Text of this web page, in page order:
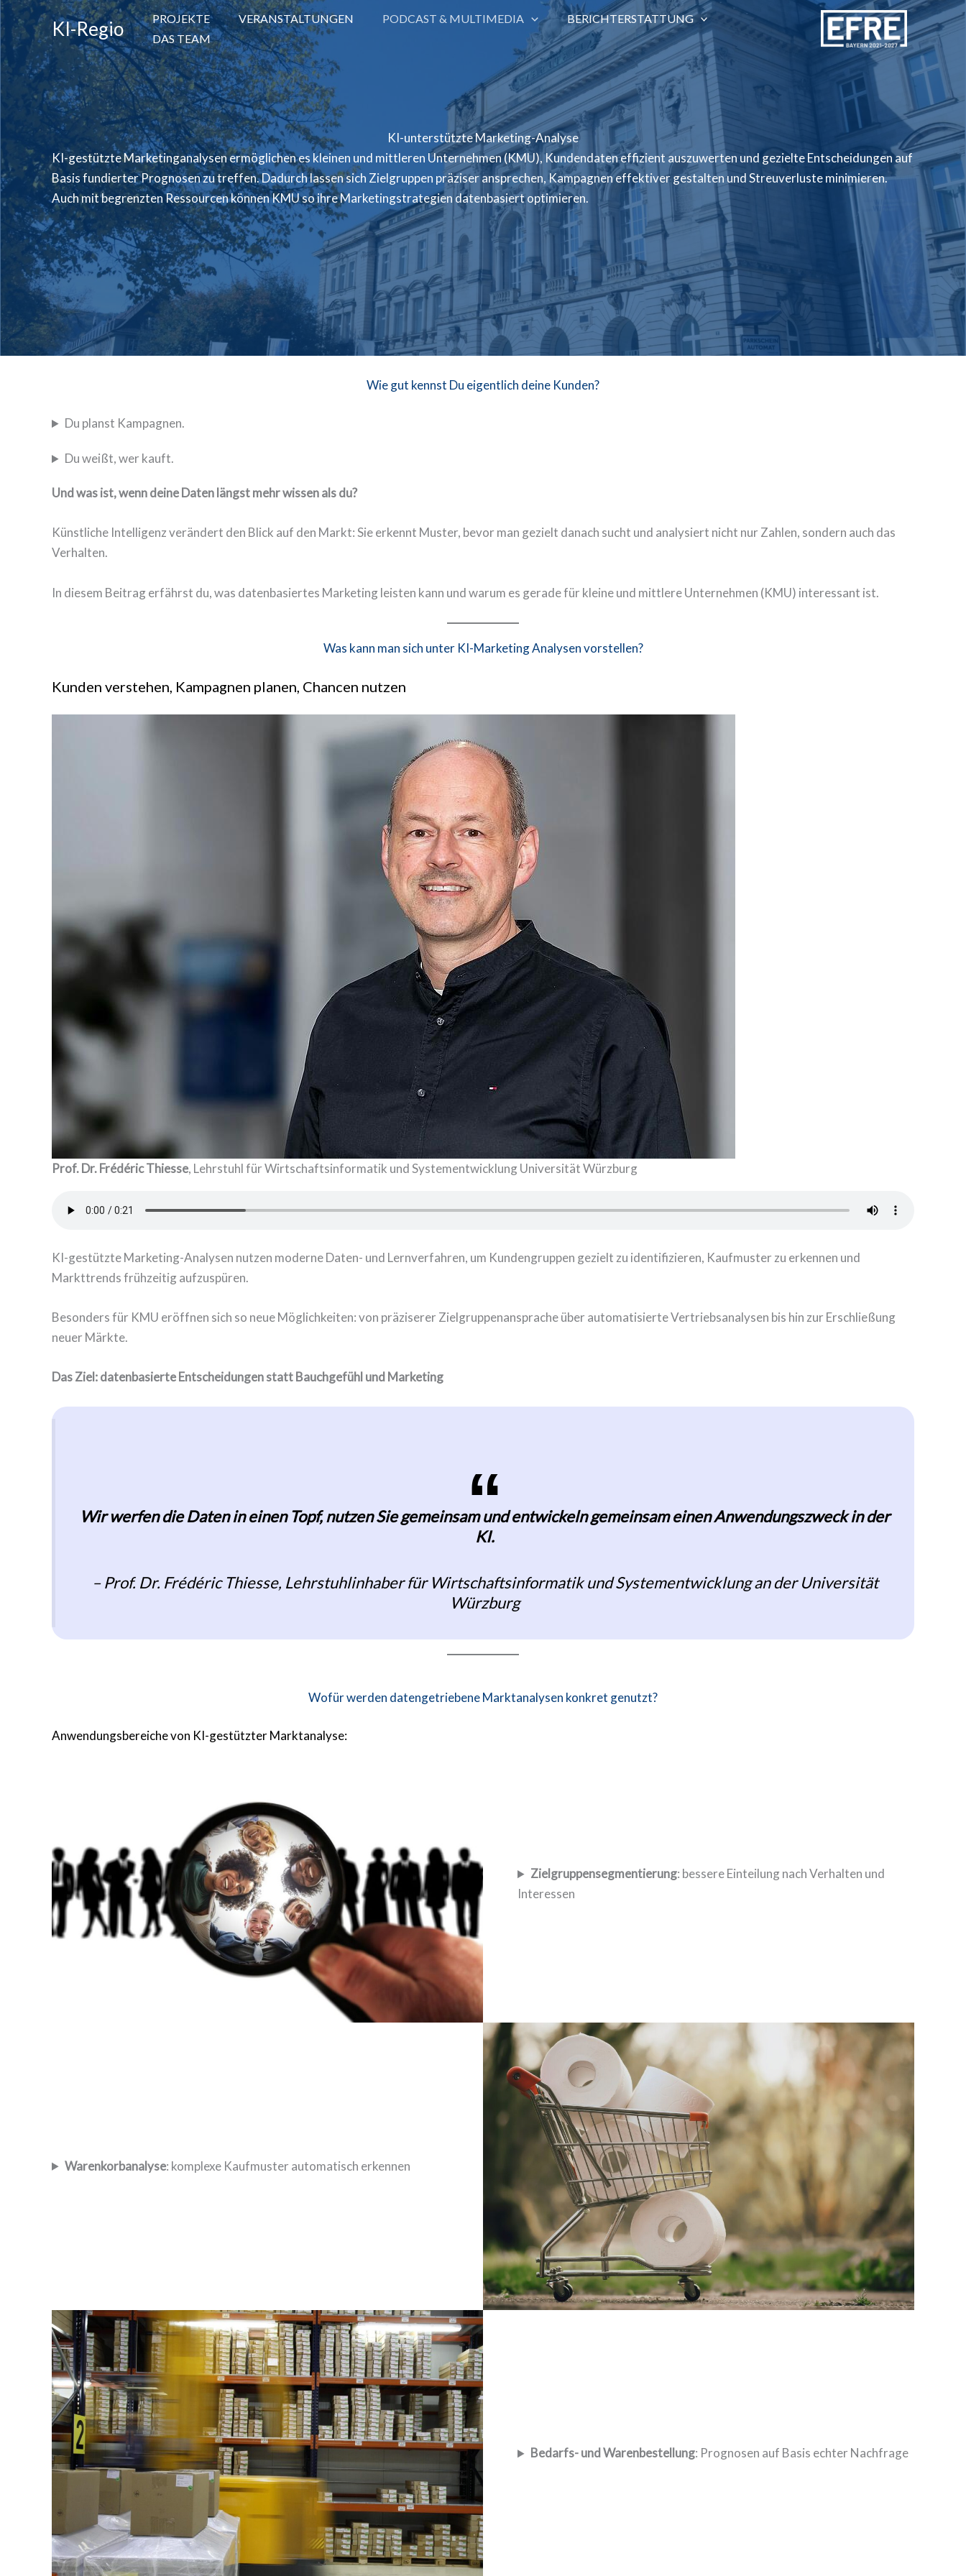
Zum
Inhalt
springen
KI-Regio PROJEKTE VERANSTALTUNGEN PODCAST & MULTIMEDIA
BERICHTERSTATTUNG
DAS TEAM
KI-unterstützte Marketing-Analyse
KI-gestützte Marketinganalysen ermöglichen es kleinen und mittleren Unternehmen (KMU), Kundendaten effizient auszuwerten und gezielte Entscheidungen auf
Basis fundierter Prognosen zu treffen. Dadurch lassen sich Zielgruppen präziser ansprechen, Kampagnen effektiver gestalten und Streuverluste minimieren.
Auch mit begrenzten Ressourcen können KMU so ihre Marketingstrategien datenbasiert optimieren.
Wie gut kennst Du eigentlich deine Kunden?
Du planst Kampagnen.
Du weißt, wer kauft.
Und was ist, wenn deine Daten längst mehr wissen als du?
Künstliche Intelligenz verändert den Blick auf den Markt: Sie erkennt Muster, bevor man gezielt danach sucht und analysiert nicht nur Zahlen, sondern auch das
Verhalten.
In diesem Beitrag erfährst du, was datenbasiertes Marketing leisten kann und warum es gerade für kleine und mittlere Unternehmen (KMU) interessant ist.
Was kann man sich unter KI-Marketing Analysen vorstellen?
Kunden verstehen, Kampagnen planen, Chancen nutzen
Prof. Dr. Frédéric Thiesse, Lehrstuhl für Wirtschaftsinformatik und Systementwicklung Universität Würzburg
KI-gestützte Marketing-Analysen nutzen moderne Daten- und Lernverfahren, um Kundengruppen gezielt zu identifizieren, Kaufmuster zu erkennen und
Markttrends frühzeitig aufzuspüren.
Besonders für KMU eröffnen sich so neue Möglichkeiten: von präziserer Zielgruppenansprache über automatisierte Vertriebsanalysen bis hin zur Erschließung
neuer Märkte.
Das Ziel:datenbasierte Entscheidungen statt Bauchgefühl und Marketing
Wir werfen die Daten in einen Topf, nutzen Sie gemeinsam und entwickeln gemeinsam einen Anwendungszweck in der
KI.
– Prof. Dr. Frédéric Thiesse, Lehrstuhlinhaber für Wirtschaftsinformatik und Systementwicklung an der Universität
Würzburg
Wofür werden datengetriebene Marktanalysen konkret genutzt?
Anwendungsbereiche von KI-gestützter Marktanalyse:
Zielgruppensegmentierung: bessere Einteilung nach Verhalten und
Interessen
Warenkorbanalyse: komplexe Kaufmuster automatisch erkennen
Bedarfs- und Warenbestellung: Prognosen auf Basis echter Nachfrage